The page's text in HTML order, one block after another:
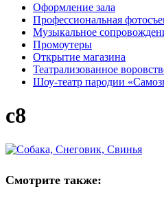
Оформление зала
Профессиональная
Музыкальное
Промоутеры
Открытие магазина
Театрализованное
Шоу-театр пародии
c8
Смотрите также: